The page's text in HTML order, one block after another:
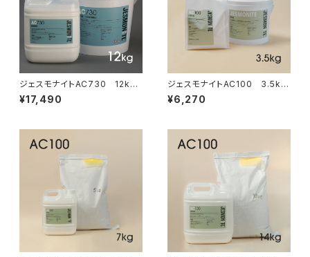
ジェスモナイトAC730 12kg
セット
¥17,490
ジェスモナイトAC100 3.5kg
セット
¥6,270